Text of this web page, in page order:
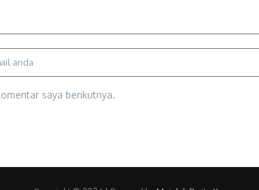
saya berikutnya.